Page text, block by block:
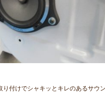
り付けでシャキッとキレのあるサウ